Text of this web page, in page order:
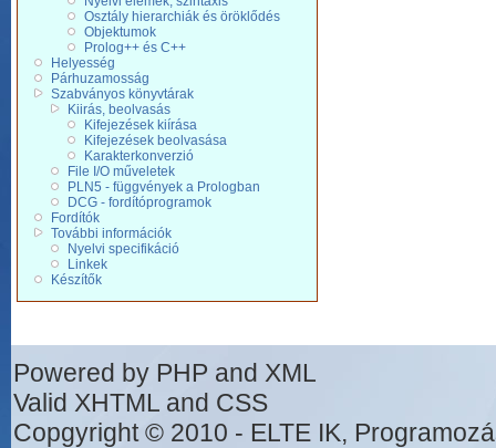
Osztály hierarchiák és öröklődés
Objektumok
Prolog++ és C++
Helyesség
Párhuzamosság
Szabványos könyvtárak
Kiirás, beolvasás
Kifejezések kiírása
Kifejezések beolvasása
Karakterkonverzió
File I/O műveletek
PLN5 - függvények a Prologban
DCG - fordítóprogramok
Fordítók
További információk
Nyelvi specifikáció
Linkek
Készítők
Powered by PHP and XML
Valid XHTML and CSS
Copgyright © 2010 - ELTE IK,